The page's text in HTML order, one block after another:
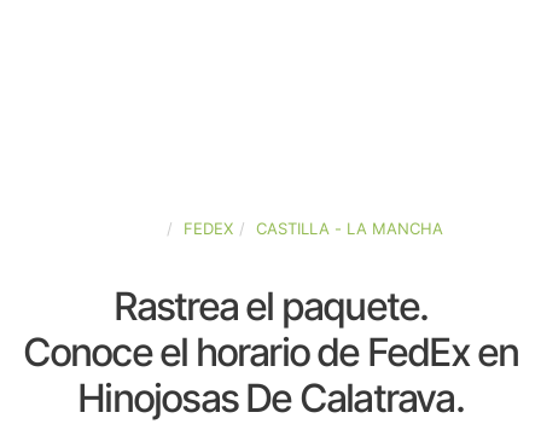
FEDEX CASTILLA - LA MANCHA
Rastrea el paquete.
Conoce el horario de FedEx en
Hinojosas De Calatrava.